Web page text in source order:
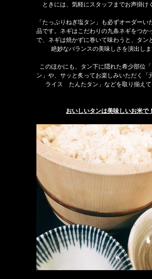
ときには、気軽にスタッフまでお声掛け
「たっぷりねぎ塩タン」も必ずオーダーい
品です。ネギはこだわりの九条ネギをつか
で、ネギは焼かずに巻いて味わうと、タン
絶妙なバランスの美味しさを演出しま
このほかにも、タン下に隠れた希少部位
ン」や、サッと炙ってお楽しみいただく「
ライス たんたタン」などを取り揃えて
おいしいタンは美味しいお米で！